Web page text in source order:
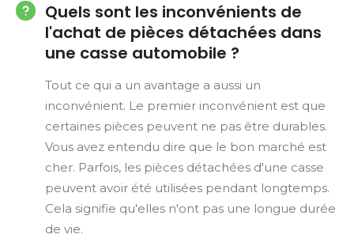
Quels sont les inconvénients de
l'achat de pièces détachées dans
une casse automobile ?
Tout ce qui a un avantage a aussi un
inconvénient. Le premier inconvénient est que
certaines pièces peuvent ne pas être durables.
Vous avez entendu dire que le bon marché est
cher. Parfois, les pièces détachées d'une casse
peuvent avoir été utilisées pendant longtemps.
Cela signifie qu'elles n'ont pas une longue durée
de vie.